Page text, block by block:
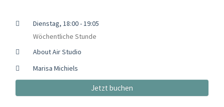
Dienstag, 18:00 - 19:05
Wöchentliche Stunde
About Air Studio
Marisa Michiels
Jetzt buchen